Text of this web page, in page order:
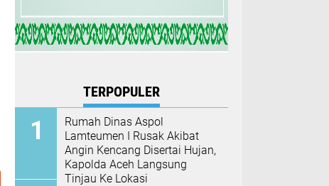
TERPOPULER
Rumah Dinas Aspol
Lamteumen I Rusak Akibat
Angin Kencang Disertai Hujan,
Kapolda Aceh Langsung
Tinjau Ke Lokasi